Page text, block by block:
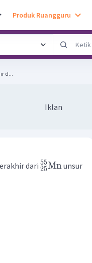
Produk Ruangguru
d...
Iklan
dari 25
55Mnunsur